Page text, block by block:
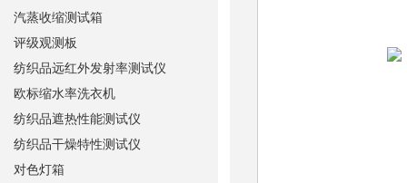
汽蒸收缩测试箱
评级观测板
纺织品远红外发射率测试仪
欧标缩水率洗衣机
纺织品遮热性能测试仪
纺织品干燥特性测试仪
对色灯箱